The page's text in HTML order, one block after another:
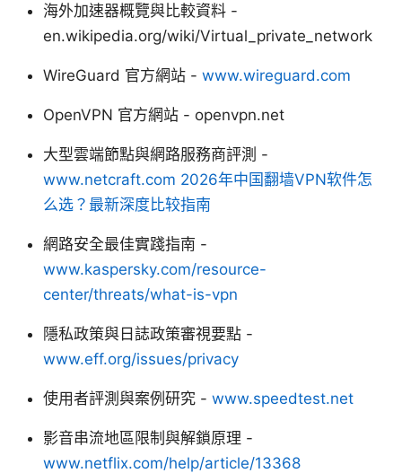
海外加速器概覽與比較資料 -
en.wikipedia.org/wiki/Virtual_private_network
WireGuard 官方網站 - www.wireguard.com
OpenVPN 官方網站 - openvpn.net
大型雲端節點與網路服務商評測 -
www.netcraft.com 2026年中国翻墙VPN软件怎
么选？最新深度比较指南
網路安全最佳實踐指南 -
www.kaspersky.com/resource-
center/threats/what-is-vpn
隱私政策與日誌政策審視要點 -
www.eff.org/issues/privacy
使用者評測與案例研究 - www.speedtest.net
影音串流地區限制與解鎖原理 -
www.netflix.com/help/article/13368